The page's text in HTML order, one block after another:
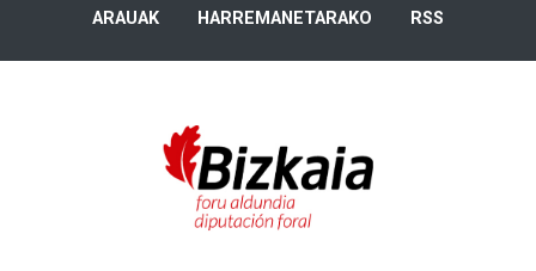
ARAUAK HARREMANETARAKO RSS